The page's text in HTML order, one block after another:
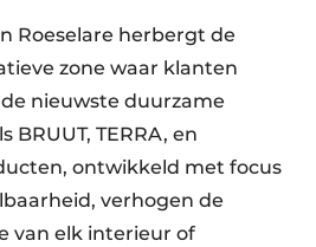
Roeselare herbergt de
zone waar klanten
nieuwste duurzame
TERRA, en
ontwikkeld met focus
verhogen de
van elk interieur of